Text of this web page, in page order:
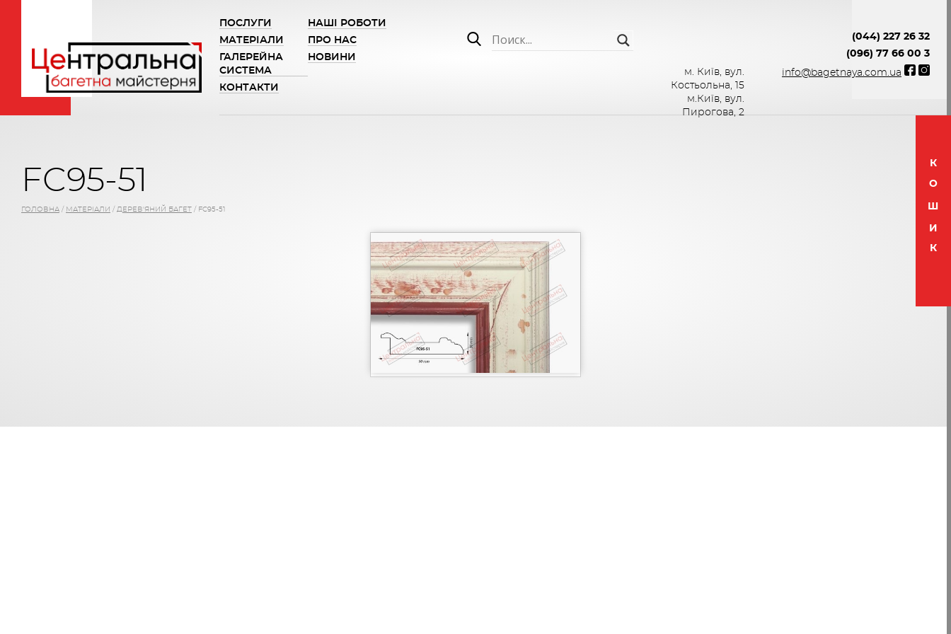
ПОСЛУГИ
НАШІ РОБОТИ
МАТЕРІАЛИ
ПРО НАС
ГАЛЕРЕЙНА
СИСТЕМА
НОВИНИ
КОНТАКТИ
м. Київ, вул.
Костьольна, 15
м.Київ, вул.
Пирогова, 2
(044) 227 26 32
(096) 77 66 00 3
info@bagetnaya.com.ua
FC95-51
ГОЛОВНА / МАТЕРІАЛИ / ДЕРЕВ'ЯНИЙ БАГЕТ / FC95-51
К
О
Ш
И
К